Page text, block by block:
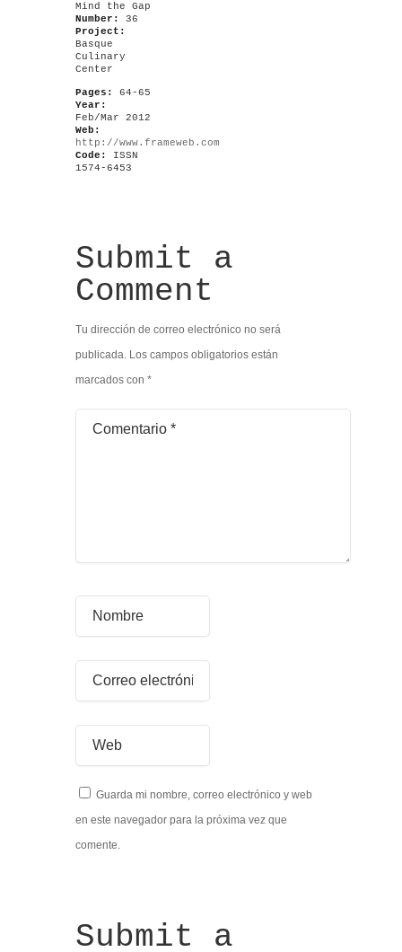
Mind the Gap
Number: 36
Project:
Basque
Culinary
Center
Pages: 64-65
Year:
Feb/Mar 2012
Web:
http://www.frameweb.com
Code: ISSN
1574-6453
Submit a
Comment
Tu dirección de correo electrónico no será
publicada. Los campos obligatorios están
marcados con *
Guarda mi nombre, correo electrónico y web
en este navegador para la próxima vez que
comente.
Submit a